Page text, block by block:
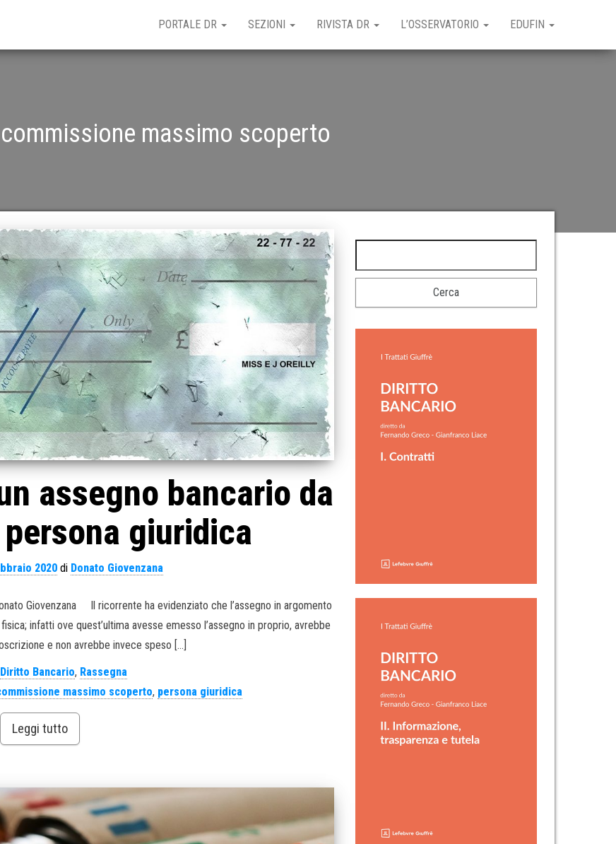
PORTALE DR SEZIONI RIVISTA DR L’OSSERVATORIO EDUFIN
commissione massimo scoperto
assegno bancario da
giuridica
2020di Donato Giovenzana
Giovenzana Il ricorrente ha evidenziato che l’assegno in argomento
infatti ove quest’ultima avesse emesso l’assegno in proprio, avrebbe
e non avrebbe invece speso […]
Diritto Bancario, Rassegna
massimo scoperto, persona giuridica
Leggi tutto